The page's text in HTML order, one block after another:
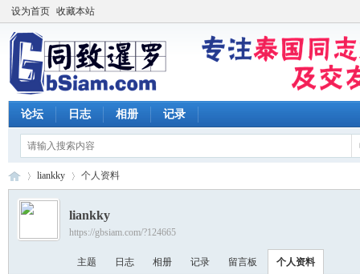
设为首页 收藏本站
论坛 日志 相册 记录
›
liankky 个人资料
liankky
https://gbsiam.com/?124665
主题 日志 相册 记录 留言板 个人资料